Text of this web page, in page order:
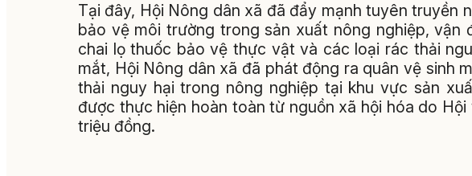
Tại đây, Hội Nông dân xã đã đẩy mạnh tuyên truyền
bảo vệ môi trường trong sản xuất nông nghiệp, vận
chai lọ thuốc bảo vệ thực vật và các loại rác thải
mắt, Hội Nông dân xã đã phát động ra quân vệ sinh
thải nguy hại trong nông nghiệp tại khu vực sản
được thực hiện hoàn toàn từ nguồn xã hội hóa do
triệu đồng.